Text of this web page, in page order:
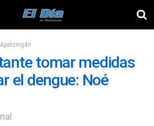
Apatzingán
tomar medidas
el dengue: Noé